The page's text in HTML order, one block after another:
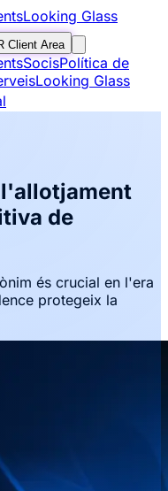
Looking Glass
Client Area
SocisPolítica de
Looking Glass
de
és crucial en l'era
protegeix la